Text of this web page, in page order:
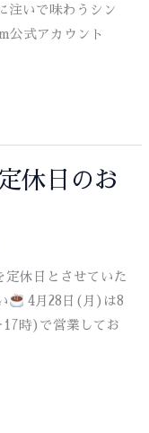
注いで味わうシン
公式アカウント
休日のお
休日とさせていた
4月28日(月)は8
時)で営業してお